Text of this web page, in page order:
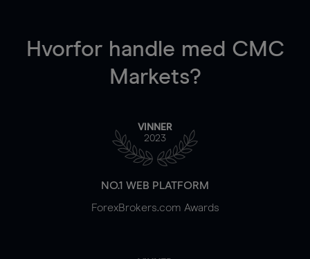
Hvorfor handle med CMC
Markets?
VINNER
2023
NO.1 WEB PLATFORM
ForexBrokers.com Awards